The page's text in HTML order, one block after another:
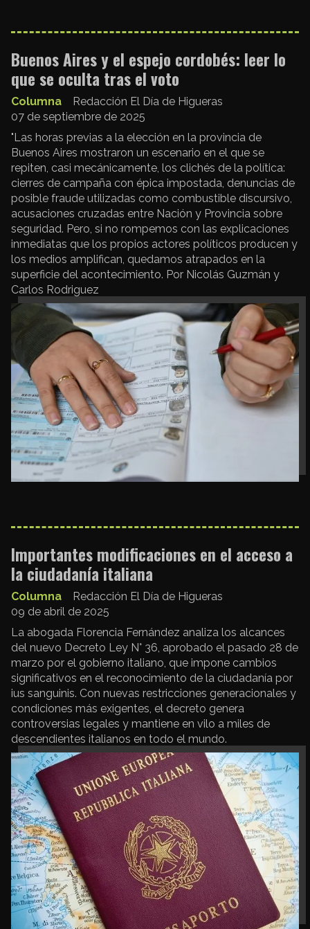
Buenos Aires y el espejo cordobés: leer lo
que se oculta tras el voto
Redacción El Día de Higueras
Columna
07 de septiembre de 2025
"Las horas previas a la elección en la provincia de
Buenos Aires mostraron un escenario en el que se
repiten, casi mecánicamente, los clichés de la política:
cierres de campaña con épica impostada, denuncias de
posible fraude utilizadas como combustible discursivo,
acusaciones cruzadas entre Nación y Provincia sobre
seguridad. Pero, si no rompemos con las explicaciones
inmediatas que los propios actores políticos producen y
los medios amplifican, quedamos atrapados en la
superficie del acontecimiento. Por Nicolás Guzmán y
Carlos Rodriguez
Importantes modificaciones en el acceso a
la ciudadanía italiana
Redacción El Día de Higueras
Columna
09 de abril de 2025
La abogada Florencia Fernández analiza los alcances
del nuevo Decreto Ley N° 36, aprobado el pasado 28 de
marzo por el gobierno italiano, que impone cambios
significativos en el reconocimiento de la ciudadanía por
ius sanguinis. Con nuevas restricciones generacionales y
condiciones más exigentes, el decreto genera
controversias legales y mantiene en vilo a miles de
descendientes italianos en todo el mundo.